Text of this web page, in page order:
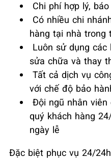
Chi phí hợp lý,
Có nhiều chi
hàng tại nhà trong
Luôn sử dụng
sửa chữa và thay
Tất cả dịch vụ
với chế độ bảo
Đội ngũ nhân
quý khách hàng
ngày lễ
Đặc biệt phục vụ 24/